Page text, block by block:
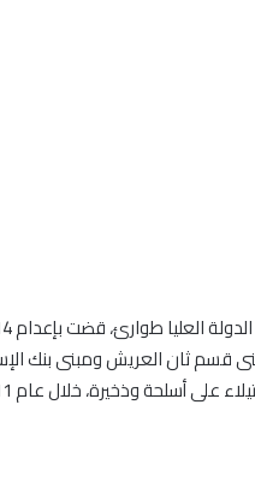
قسم ثان العريش ومبنى بنك
على أسلحة وذخيرة، خلال عام 2011.